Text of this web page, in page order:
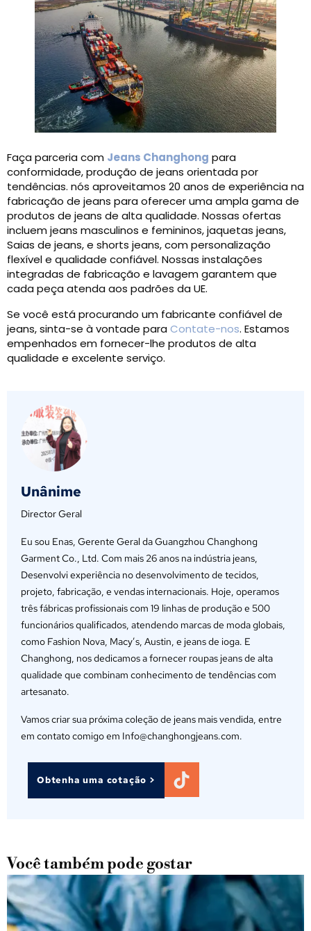
Faça parceria com Jeans Changhong para
conformidade, produção de jeans orientada por
tendências. nós aproveitamos 20 anos de experiência na
fabricação de jeans para oferecer uma ampla gama de
produtos de jeans de alta qualidade. Nossas ofertas
incluem jeans masculinos e femininos, jaquetas jeans,
Saias de jeans, e shorts jeans, com personalização
flexível e qualidade confiável. Nossas instalações
integradas de fabricação e lavagem garantem que
cada peça atenda aos padrões da UE.
Se você está procurando um fabricante confiável de
jeans, sinta-se à vontade para Contate-nos. Estamos
empenhados em fornecer-lhe produtos de alta
qualidade e excelente serviço.
Unânime
Director Geral
Eu sou Enas, Gerente Geral da Guangzhou Changhong
Garment Co., Ltd. Com mais 26 anos na indústria jeans,
Desenvolvi experiência no desenvolvimento de tecidos,
projeto, fabricação, e vendas internacionais. Hoje, operamos
três fábricas profissionais com 19 linhas de produção e 500
funcionários qualificados, atendendo marcas de moda globais,
como Fashion Nova, Macy’s, Austin, e jeans de ioga. E
Changhong, nos dedicamos a fornecer roupas jeans de alta
qualidade que combinam conhecimento de tendências com
artesanato.
Vamos criar sua próxima coleção de jeans mais vendida, entre
em contato comigo em Info@changhongjeans.com.
Obtenha uma cotação >
Você também pode gostar